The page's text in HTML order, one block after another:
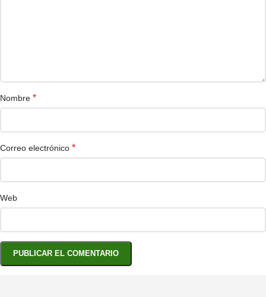
Nombre *
Correo electrónico *
Web